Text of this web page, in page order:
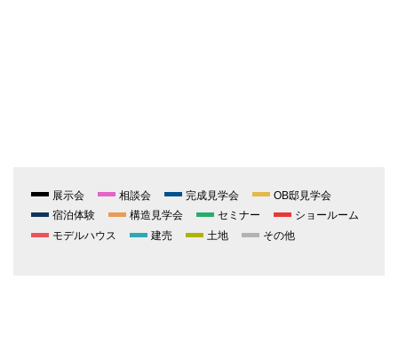
展示会 相談会 完成見学会
OB邸見学会
宿泊体験
構造見学会 セミナー
ショールーム
モデルハウス
建売 土地 その他